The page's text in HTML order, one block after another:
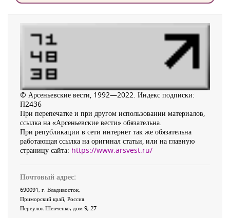
© Арсеньевские вести, 1992—2022. Индекс подписки:
П2436
При перепечатке и при другом использовании материалов,
ссылка на «Арсеньевские вести» обязательна.
При републикации в сети интернет так же обязательна
работающая ссылка на оригинал статьи, или на главную
страницу сайта: https://www.arsvest.ru/
Почтовый адрес:
690091, г. Владивосток,
Приморский край, Россия
Переулок Шевченко, дом 9, 27